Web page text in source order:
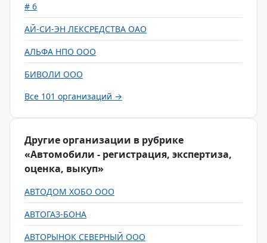
# 6
АЙ-СИ-ЭН ЛЕКСРЕДСТВА ОАО
АЛЬФА НПО ООО
БИВОЛИ ООО
Все 101 организаций →
Другие организации в рубрике
«Автомобили - регистрация, экспертиза,
оценка, выкуп»
АВТОДОМ ХОБО ООО
АВТОГАЗ-БОНА
АВТОРЫНОК СЕВЕРНЫЙ ООО